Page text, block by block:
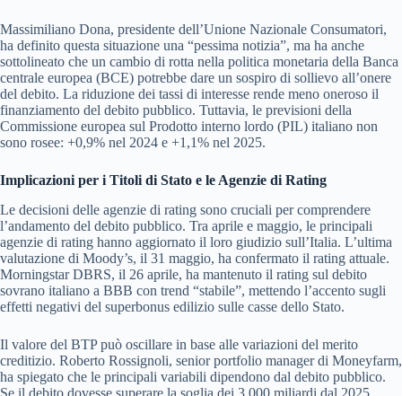
Massimiliano Dona, presidente dell’Unione Nazionale Consumatori,
ha definito questa situazione una “pessima notizia”, ma ha anche
sottolineato che un cambio di rotta nella politica monetaria della Banca
centrale europea (BCE) potrebbe dare un sospiro di sollievo all’onere
del debito. La riduzione dei tassi di interesse rende meno oneroso il
finanziamento del debito pubblico. Tuttavia, le previsioni della
Commissione europea sul Prodotto interno lordo (PIL) italiano non
sono rosee: +0,9% nel 2024 e +1,1% nel 2025.
Implicazioni per i Titoli di Stato e le Agenzie di Rating
Le decisioni delle agenzie di rating sono cruciali per comprendere
l’andamento del debito pubblico. Tra aprile e maggio, le principali
agenzie di rating hanno aggiornato il loro giudizio sull’Italia. L’ultima
valutazione di Moody’s, il 31 maggio, ha confermato il rating attuale.
Morningstar DBRS, il 26 aprile, ha mantenuto il rating sul debito
sovrano italiano a BBB con trend “stabile”, mettendo l’accento sugli
effetti negativi del superbonus edilizio sulle casse dello Stato.
Il valore del BTP può oscillare in base alle variazioni del merito
creditizio. Roberto Rossignoli, senior portfolio manager di Moneyfarm,
ha spiegato che le principali variabili dipendono dal debito pubblico.
Se il debito dovesse superare la soglia dei 3.000 miliardi dal 2025,